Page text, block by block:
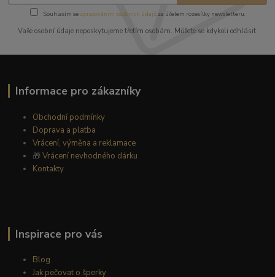
Souhlasím se zpracováním osobních údajůza účelem rozesílky newsletteru.
Vaše osobní údaje neposkytujeme třetím osobám. Můžete se kdykoli odhlásit.
Informace pro zákazníky
Obchodní podmínky
Doprava a platba
Vrácení, výměna a reklamace
🎁Vrácení nevhodného dárku
Kontakty
Inspirace pro vás
Blog
Jak pečovat o šperky